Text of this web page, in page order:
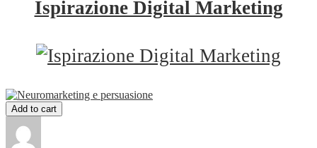
Ispirazione Digital Marketing
Add to cart